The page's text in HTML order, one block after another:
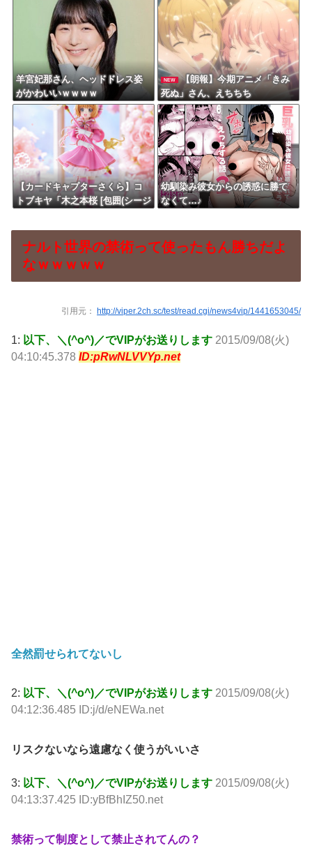
羊宮妃那さん、ヘッドドレス姿
がかわいいｗｗｗｗ
NEW
【朗報】今期アニメ「きみ
死ぬ」さん、えちちち
【カードキャプターさくら】コ
トブキヤ「木之本桜 [包囲(シージ
ア【彩色原型公開】
幼馴染み彼女からの誘惑に勝て
なくて…♪
ナルト世界の禁術って使ったもん勝ちだよ
なｗｗｗｗｗ
引用元： http://viper.2ch.sc/test/read.cgi/news4vip/1441653045/
1: 以下、＼(^o^)／でVIPがお送りします 2015/09/08(火)
04:10:45.378 ID:pRwNLVVYp.net
全然罰せられてないし
2: 以下、＼(^o^)／でVIPがお送りします 2015/09/08(火)
04:12:36.485 ID:j/d/eNEWa.net
リスクないなら遠慮なく使うがいいさ
3: 以下、＼(^o^)／でVIPがお送りします 2015/09/08(火)
04:13:37.425 ID:yBfBhIZ50.net
禁術って制度として禁止されてんの？